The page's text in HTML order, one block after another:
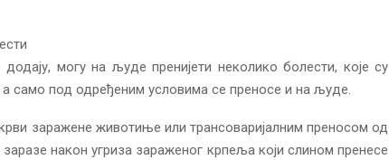
могу на људе пренијети неколико болести, које су
само под одређеним условима се преносе и на људе.
заражене животиње или трансоваријалним преносом од
након угриза зараженог крпеља који слином пренесе